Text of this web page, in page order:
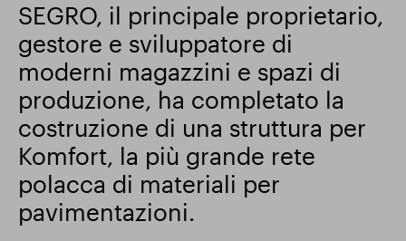
Aggiornamento commerciale
Parco intelligente
SEGRO, il principale proprietario,
gestore e sviluppatore di
moderni magazzini e spazi di
produzione, ha completato la
costruzione di una struttura per
Komfort, la più grande rete
polacca di materiali per
pavimentazioni.